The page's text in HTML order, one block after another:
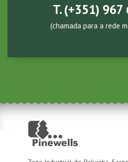
T.(+351) 967
(chamada para a rede